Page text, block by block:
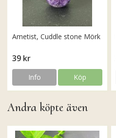
Ametist, Cuddle stone Mörk
39 kr
Info Köp
Andra köpte även